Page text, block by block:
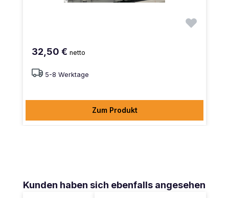
32,50 € netto
5-8 Werktage
Zum Produkt
Produktgalerie überspringen
Kunden haben sich ebenfalls angesehen